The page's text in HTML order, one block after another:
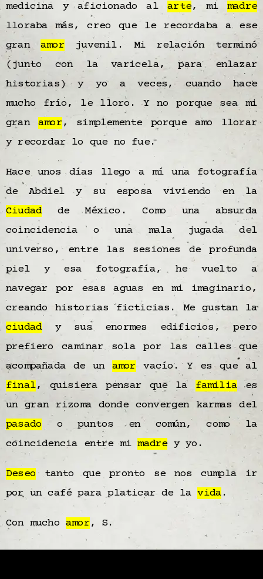
medicina y aficionado alarte, mi madre
lloraba más, creo que le recordaba a ese
granamorjuvenil. Mi relación terminó
(junto con la varicela, para enlazar
historias) y yo a veces, cuando hace
mucho frío, le lloro. Y no porque sea mi
gran amor, simplemente porque amo llorar
y recordar lo que no fue.
Hace unos días llego a mí una fotografía
de Abdiel y su esposa viviendo en la
Ciudadde México. Como una absurda
coincidencia o una mala jugada del
universo, entre las sesiones de profunda
piel y esa fotografía, he vuelto a
navegar por esas aguas en mi imaginario,
creando historias ficticias. Me gustan la
ciudady sus enormes edificios, pero
prefiero caminar sola por las calles que
acompañada de un amor vacío. Y es que al
final, quisiera pensar que la familia es
un gran rizoma donde convergen karmas del
pasado o puntos en común, como la
coincidencia entre mimadrey yo.
Deseo tanto que pronto se nos cumpla ir
por un café para platicar de lavida .
Con mucho amor, S.